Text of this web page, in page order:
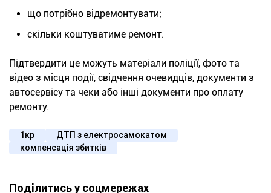
що потрібно відремонтувати;
скільки коштуватиме ремонт.
Підтвердити це можуть матеріали поліції, фото та
відео з місця події, свідчення очевидців, документи з
автосервісу та чеки або інші документи про оплату
ремонту.
1кр
ДТП з електросамокатом
компенсація збитків
Поділитись у соцмережах